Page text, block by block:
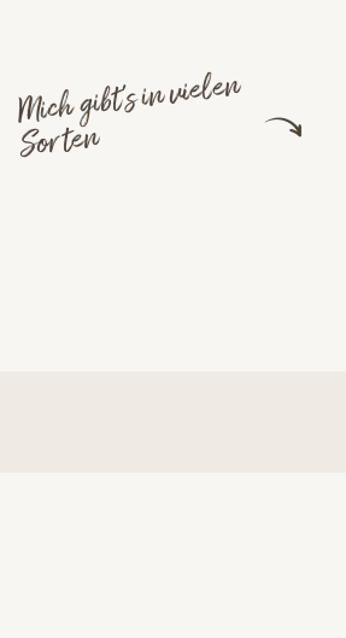
Mich gibt's in vielen
Sorten